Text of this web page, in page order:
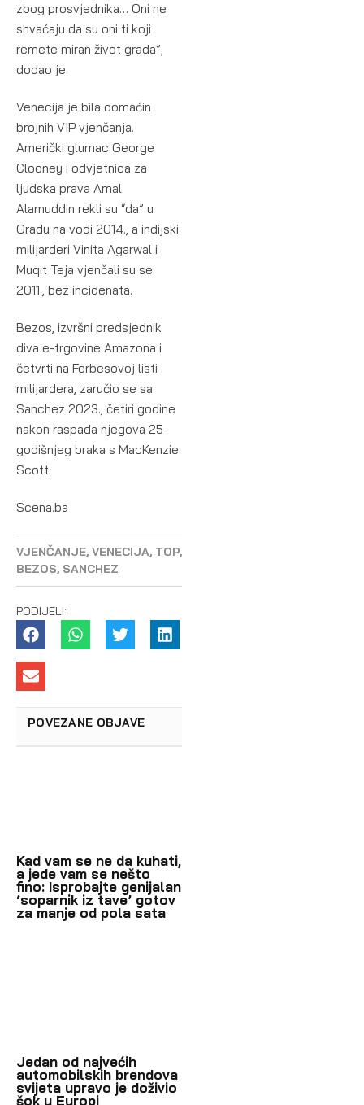
zbog prosvjednika… Oni ne
shvaćaju da su oni ti koji
remete miran život grada”,
dodao je.
Venecija je bila domaćin
brojnih VIP vjenčanja.
Američki glumac George
Clooney i odvjetnica za
ljudska prava Amal
Alamuddin rekli su “da” u
Gradu na vodi 2014., a indijski
milijarderi Vinita Agarwal i
Muqit Teja vjenčali su se
2011., bez incidenata.
Bezos, izvršni predsjednik
diva e-trgovine Amazona i
četvrti na Forbesovoj listi
milijardera, zaručio se sa
Sanchez 2023., četiri godine
nakon raspada njegova 25-
godišnjeg braka s MacKenzie
Scott.
Scena.ba
VJENČANJE, VENECIJA, TOP,
BEZOS, SANCHEZ
PODIJELI:
POVEZANE OBJAVE
Kad vam se ne da kuhati,
a jede vam se nešto
fino: Isprobajte genijalan
‘soparnik iz tave’ gotov
za manje od pola sata
Jedan od najvećih
automobilskih brendova
svijeta upravo je doživio
šok u Europi